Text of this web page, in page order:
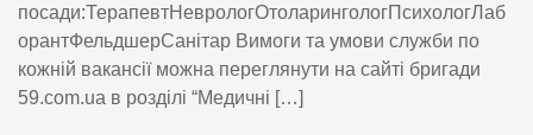
посади:ТерапевтНеврологОтоларингологПсихологЛаб
орантФельдшерСанітар Вимоги та умови служби по
кожній вакансії можна переглянути на сайті бригади
59.com.ua в розділі “Медичні […]